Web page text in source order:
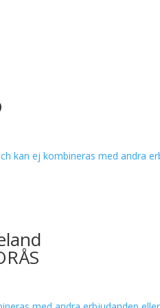
kan ej kombineras med andra